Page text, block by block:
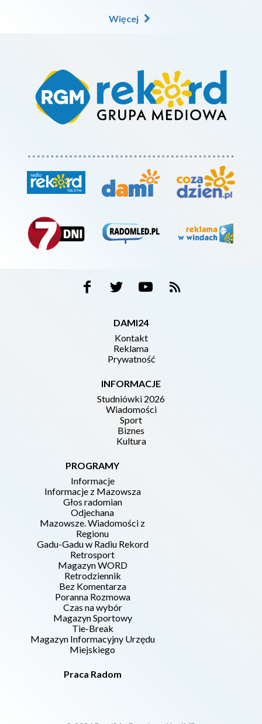
Więcej
DAMI24
Kontakt
Reklama
Prywatność
INFORMACJE
Studniówki 2026
Wiadomości
Sport
Biznes
Kultura
PROGRAMY
Informacje
Informacje z Mazowsza
Głos radomian
Odjechana
Mazowsze. Wiadomości z
Regionu
Gadu-Gadu w Radiu Rekord
Retrosport
Magazyn WORD
Retrodziennik
Bez Komentarza
Poranna Rozmowa
Czas na wybór
Magazyn Sportowy
Tie-Break
Magazyn Informacyjny Urzędu
Miejskiego
Praca Radom